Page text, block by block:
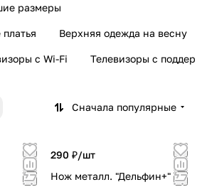
размеры
Верхняя одежда на весну
с Wi-Fi Телевизоры с
Сначала популярные
290 ₽/шт
Нож металл. "Дельфин+"